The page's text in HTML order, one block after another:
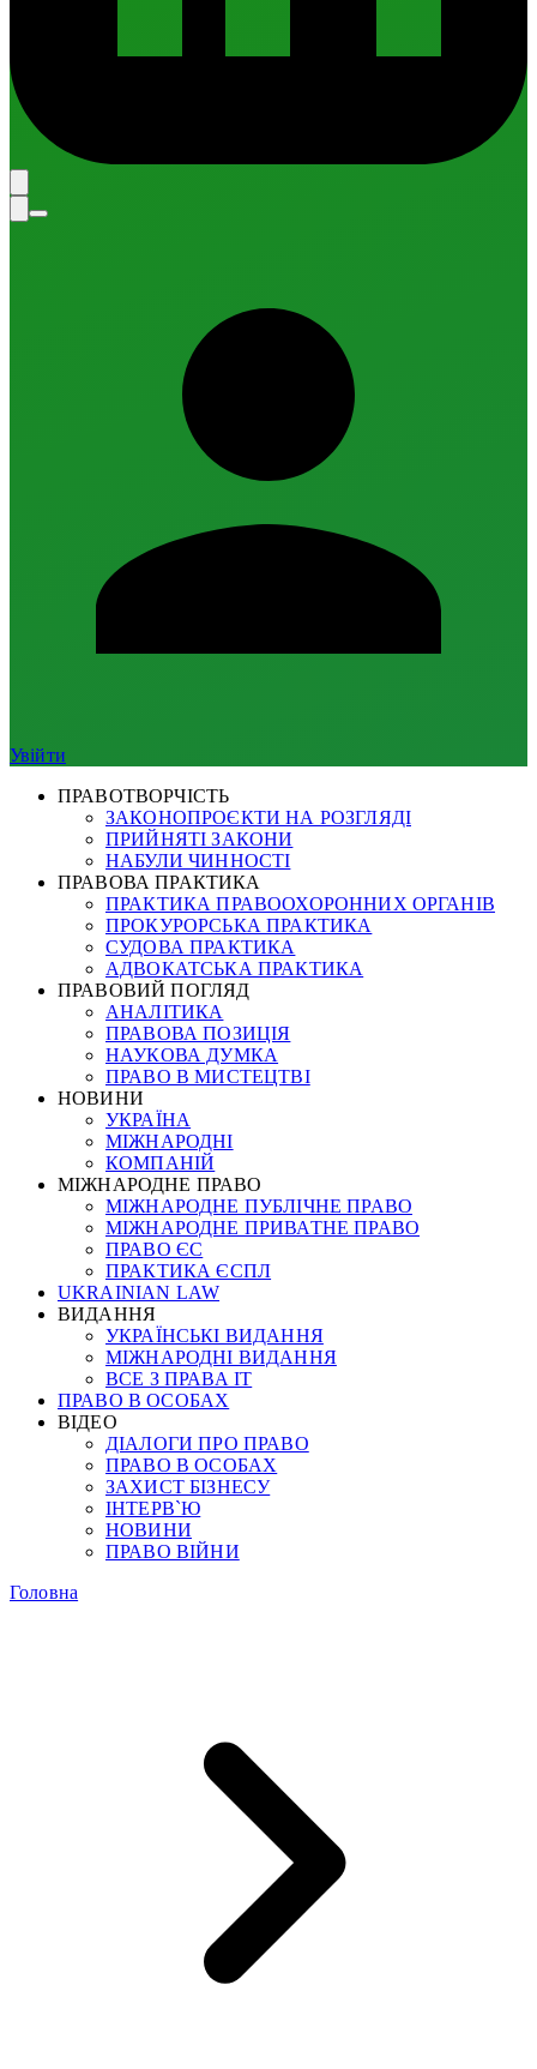
Увійти
ПРАВОТВОРЧІСТЬ
ЗАКОНОПРОЄКТИ НА РОЗГЛЯДІ
ПРИЙНЯТІ ЗАКОНИ
НАБУЛИ ЧИННОСТІ
ПРАВОВА ПРАКТИКА
ПРАКТИКА ПРАВООХОРОННИХ ОРГАНІВ
ПРОКУРОРСЬКА ПРАКТИКА
СУДОВА ПРАКТИКА
АДВОКАТСЬКА ПРАКТИКА
ПРАВОВИЙ ПОГЛЯД
АНАЛІТИКА
ПРАВОВА ПОЗИЦІЯ
НАУКОВА ДУМКА
ПРАВО В МИСТЕЦТВІ
НОВИНИ
УКРАЇНА
МІЖНАРОДНІ
КОМПАНІЙ
МІЖНАРОДНЕ ПРАВО
МІЖНАРОДНЕ ПУБЛІЧНЕ ПРАВО
МІЖНАРОДНЕ ПРИВАТНЕ ПРАВО
ПРАВО ЄС
ПРАКТИКА ЄСПЛ
UKRAINIAN LAW
ВИДАННЯ
УКРАЇНСЬКІ ВИДАННЯ
МІЖНАРОДНІ ВИДАННЯ
ВСЕ З ПРАВА ІТ
ПРАВО В ОСОБАХ
ВІДЕО
ДІАЛОГИ ПРО ПРАВО
ПРАВО В ОСОБАХ
ЗАХИСТ БІЗНЕСУ
ІНТЕРВ`Ю
НОВИНИ
ПРАВО ВІЙНИ
Головна